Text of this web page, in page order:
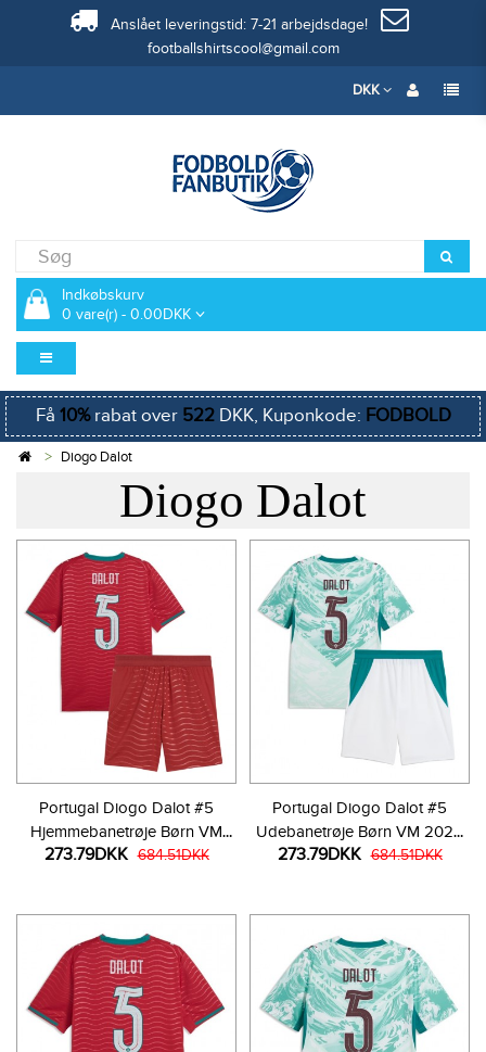
Anslået leveringstid: 7-21 arbejdsdage!
footballshirtscool@gmail.com
DKK
Indkøbskurv
0 vare(r) - 0.00DKK
Få 10%rabat over 522DKK, Kuponkode: FODBOLD
Diogo Dalot
Diogo Dalot
Portugal Diogo Dalot #5
Hjemmebanetrøje Børn VM
2026 Kortærmet (+ Korte
273.79DKK 684.51DKK
Portugal Diogo Dalot #5
Udebanetrøje Børn VM 2026
Kortærmet (+ Korte bukser)
273.79DKK 684.51DKK